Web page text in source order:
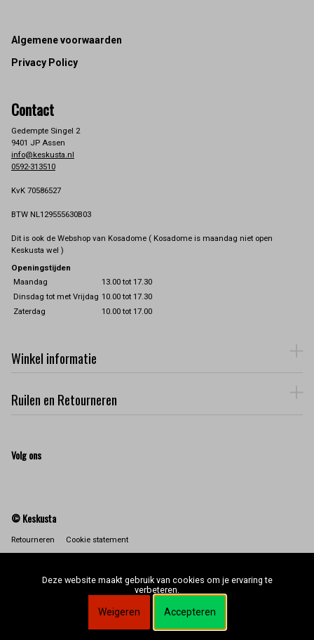
Footer
Algemene voorwaarden
Privacy Policy
Contact
Gedempte Singel 2
9401 JP Assen
info@keskusta.nl
0592-313510
KvK 70586527
BTW NL129555630B03
Dit is ook de Webshop van Kosadome ( Kosadome is maandag niet open
Keskusta wel )
Openingstijden
Maandag
13.00 tot 17.30
Dinsdag tot met Vrijdag 10.00 tot 17.30
Zaterdag
10.00 tot 17.00
Winkel informatie
Ruilen en Retourneren
Volg ons
© Keskusta
Retourneren Cookie statement
Deze website maakt gebruik van cookies om je ervaring te
verbeteren.
Weigeren Accepteren